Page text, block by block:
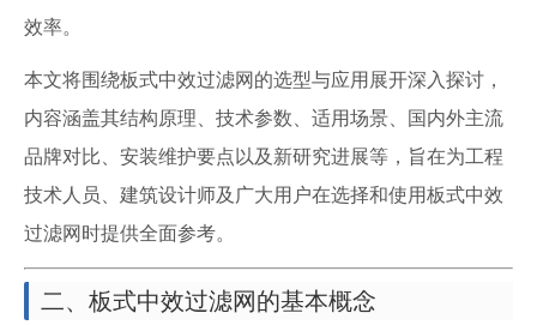
效率。
本文将围绕板式中效过滤网的选型与应用展开深入探讨，
内容涵盖其结构原理、技术参数、适用场景、国内外主流
品牌对比、安装维护要点以及新研究进展等，旨在为工程
技术人员、建筑设计师及广大用户在选择和使用板式中效
过滤网时提供全面参考。
二、板式中效过滤网的基本概念